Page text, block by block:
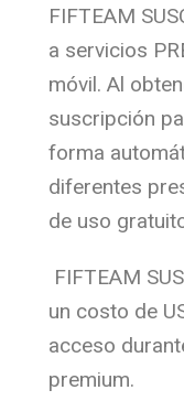
FIFTEAM
a servicios
móvil. Al
suscripción
forma
diferentes
de uso
FIFTEAM
un costo de
acceso
premium.